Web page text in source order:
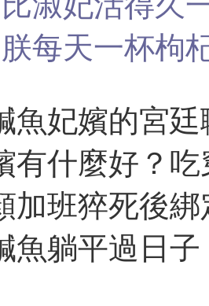
每天一杯枸
魚妃嬪的宮
有什麼好？
加班猝死後
魚躺平過日